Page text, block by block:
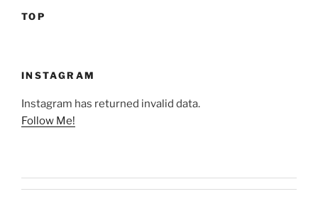
TOP
INSTAGRAM
Instagram has returned invalid data.
Follow Me!